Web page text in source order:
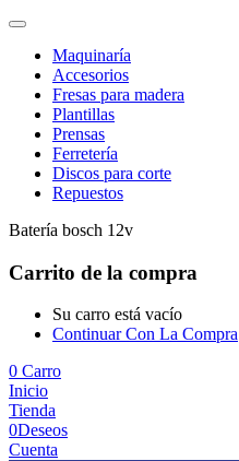
Maquinaría
Accesorios
Fresas para madera
Plantillas
Prensas
Ferretería
Discos para corte
Repuestos
Batería bosch 12v
Carrito de la compra
Su carro está vacío
Continuar Con La Compra
0 Carro
Inicio
Tienda
0Deseos
Cuenta